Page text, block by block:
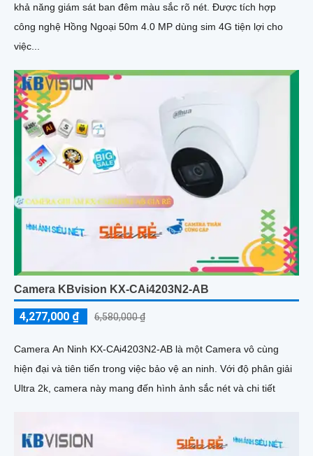
khả năng giám sát ban đêm màu sắc rõ nét. Được tích hợp
công nghệ Hồng Ngoại 50m 4.0 MP dùng sim 4G tiện lợi cho
việc...
Camera KBvision KX-CAi4203N2-AB
4,277,000 ₫ 6,580,000 ₫
Camera An Ninh KX-CAi4203N2-AB là một Camera vô cùng
hiện đại và tiên tiến trong việc bảo vệ an ninh. Với độ phân giải
Ultra 2k, camera này mang đến hình ảnh sắc nét và chi tiết